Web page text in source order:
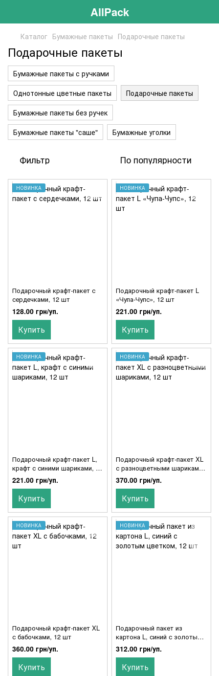
AllPack
Каталог Бумажные пакеты Подарочные пакеты
Подарочные пакеты
Бумажные пакеты с ручками
Однотонные цветные пакеты
Подарочные пакеты
Бумажные пакеты без ручек
Бумажные пакеты "саше"
Бумажные уголки
Фильтр По популярности
НОВИНКА
Подарочный крафт-пакет с
сердечками, 12 шт
128.00 грн/уп.
Купить
НОВИНКА
Подарочный крафт-пакет L
«Чупа-Чупс», 12 шт
221.00 грн/уп.
Купить
НОВИНКА
Подарочный крафт-пакет L,
крафт с синими шариками, 12
шт
221.00 грн/уп.
Купить
НОВИНКА
Подарочный крафт-пакет XL
с разноцветными шариками,
12 шт
370.00 грн/уп.
Купить
НОВИНКА
Подарочный крафт-пакет XL
с бабочками, 12 шт
360.00 грн/уп.
Купить
НОВИНКА
Подарочный пакет из
картона L, синий с золотым
цветком, 12 шт
312.00 грн/уп.
Купить